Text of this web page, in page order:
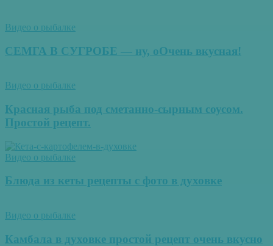
Видео о рыбалке
СЕМГА В СУГРОБЕ — ну, оОчень вкусная!
Видео о рыбалке
Красная рыба под сметанно-сырным соусом.
Простой рецепт.
Видео о рыбалке
Блюда из кеты рецепты с фото в духовке
Видео о рыбалке
Камбала в духовке простой рецепт очень вкусно